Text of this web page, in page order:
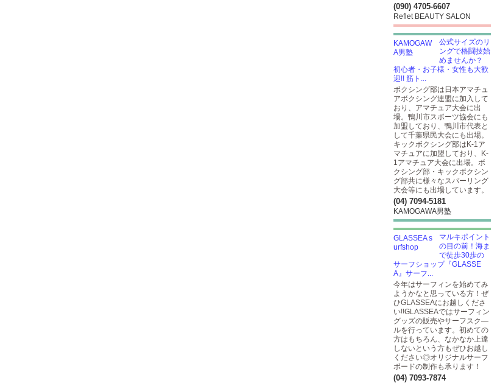
(090) 4705-6607
Reflet BEAUTY SALON
公式サイズのリ
ングで格闘技始
めませんか？
初心者・お子様・女性も大歓
迎!! 筋ト...
ボクシング部は日本アマチュ
アボクシング連盟に加入して
おり、アマチュア大会に出
場。鴨川市スポーツ協会にも
加盟しており、鴨川市代表と
して千葉県民大会にも出場。
キックボクシング部はK-1ア
マチュアに加盟しており、K-
1アマチュア大会に出場。ボ
クシング部・キックボクシン
グ部共に様々なスパーリング
大会等にも出場しています。
(04) 7094-5181
KAMOGAWA男塾
マルキポイント
の目の前！海ま
で徒歩30歩の
サーフショップ『GLASSE
A』サーフ...
今年はサーフィンを始めてみ
ようかなと思っている方！ぜ
ひGLASSEAにお越しくださ
い!!GLASSEAではサーフィン
グッズの販売やサーフスク―
ルを行っています。初めての
方はもちろん、なかなか上達
しないという方もぜひお越し
ください◎オリジナルサーフ
ボードの制作も承ります！
(04) 7093-7874